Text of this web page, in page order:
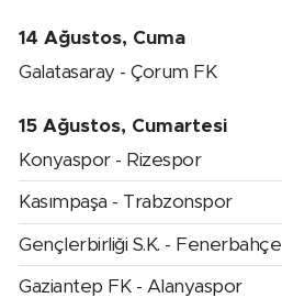
14 Ağustos, Cuma
Galatasaray - Çorum FK
15 Ağustos, Cumartesi
Konyaspor - Rizespor
Kasımpaşa - Trabzonspor
Gençlerbirliği S.K. - Fenerbahçe
Gaziantep FK - Alanyaspor